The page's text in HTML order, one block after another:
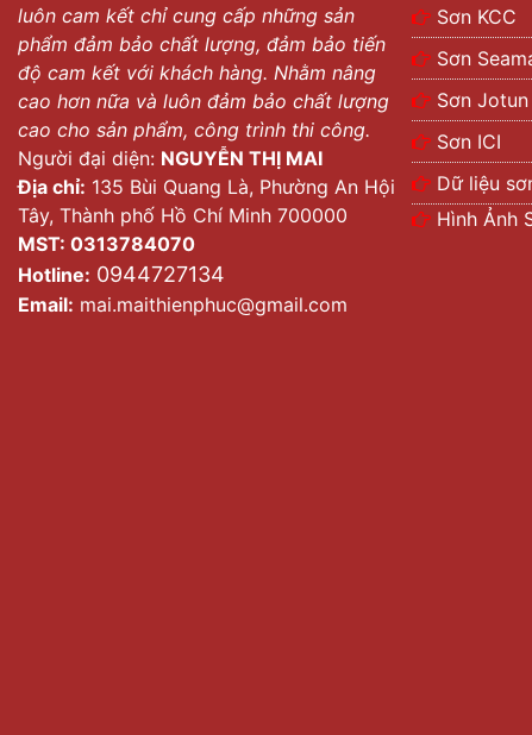
luôn cam kết chỉ cung cấp những sản
phẩm đảm bảo chất lượng, đảm bảo tiến
độ cam kết với khách hàng. Nhằm nâng
cao hơn nữa và luôn đảm bảo chất lượng
cao cho sản phẩm, công trình thi công.
Người đại diện: NGUYỄN THỊ MAI
Địa chỉ: 135 Bùi Quang Là, Phường An Hội
Tây, Thành phố Hồ Chí Minh 700000
MST: 0313784070
Hotline: 0944727134
Email: mai.maithienphuc@gmail.com
Sơn KCC
Sơn
Sơn Jotun
Sơn ICI
Dữ liệu
Hình Ảnh